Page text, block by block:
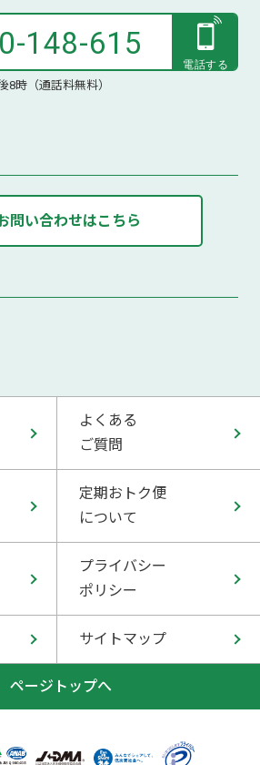
148-615
8時（通話料無料）
問い合わせはこちら
よくある
ご質問
定期おトク便
について
プライバシー
ポリシー
サイトマップ
ページトップへ